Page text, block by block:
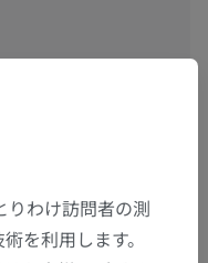
りわけ訪問者の測
を利用します。